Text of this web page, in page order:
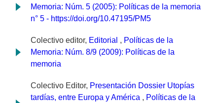
Memoria: Núm. 5 (2005): Políticas de la memoria
n° 5 - https://doi.org/10.47195/PM5
Colectivo editor, Editorial , Políticas de la
Memoria: Núm. 8/9 (2009): Políticas de la
memoria
Colectivo Editor, Presentación Dossier Utopías
tardías, entre Europa y América , Políticas de la